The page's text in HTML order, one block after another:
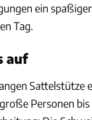
ein
Tag.
auf
Sattelstütze
Personen